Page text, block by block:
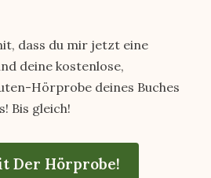
dass du mir jetzt eine
deine kostenlose,
Hörprobe deines Buches
Bis gleich!
Der Hörprobe!